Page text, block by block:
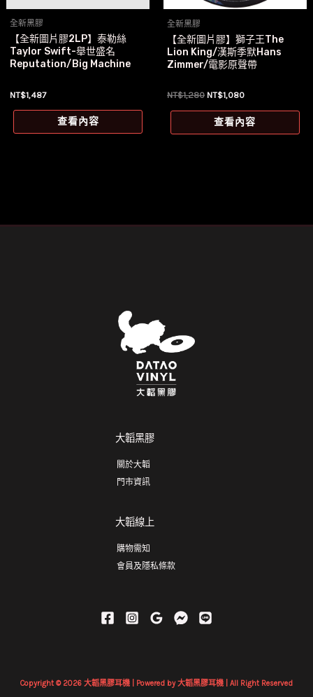
全新黑膠
【全新圖片膠2LP】泰勒絲
Taylor Swift-舉世盛名
Reputation/Big Machine
NT$1,487
查看內容
全新黑膠
【全新圖片膠】獅子王The
Lion King/漢斯季默Hans
Zimmer/電影原聲帶
NT$1,280 原
價
格：
NT$1,080目
價
格：
查看內容
大韜黑膠
關於大韜
門市資訊
大韜線上
購物需知
會員及隱私條款
Copyright © 2026 大韜黑膠耳機 | Powered by 大韜黑膠耳機 | All Right Reserved